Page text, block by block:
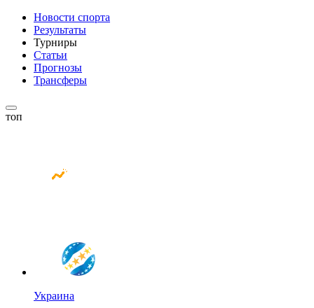
Новости спорта
Результаты
Турниры
Статьи
Прогнозы
Трансферы
топ
Украина